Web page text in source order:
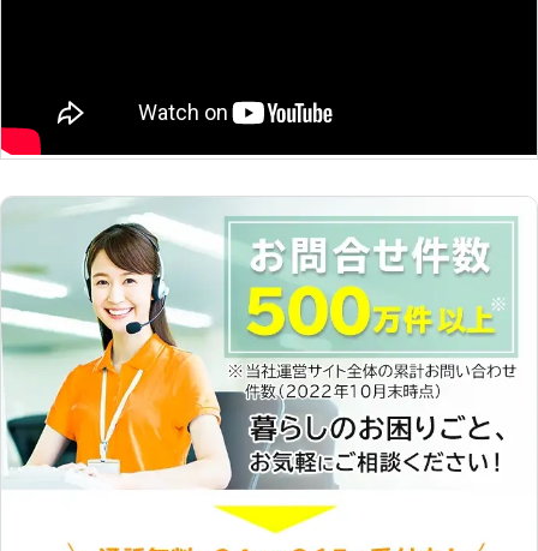
社クイックキャット」の出番です！弊
す。毎日いつでもお客様のご依頼に備
らご連絡があったときに迅速に駆けつ
けることができるのです。 また最短
30分で対応できるので、バッテリー
のトラブルに迅速に解決して、車を走
らせることが可能です。お客様がすぐ
にでも運転ができる状況になるように
努めさせていただきますので、車のバ
ッテリーが上がった時はぜひ弊社をご
利用くださいませ。